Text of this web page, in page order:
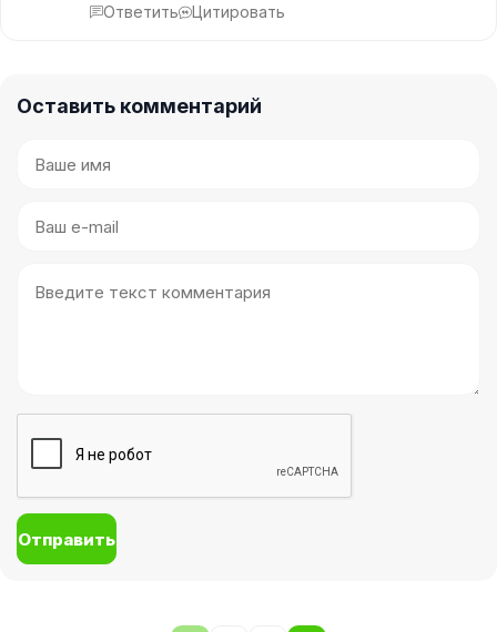
Ответить Цитировать
Оставить комментарий
Отправить